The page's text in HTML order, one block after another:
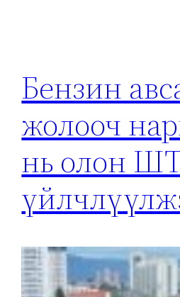
Бензин
жолооч
нь олон